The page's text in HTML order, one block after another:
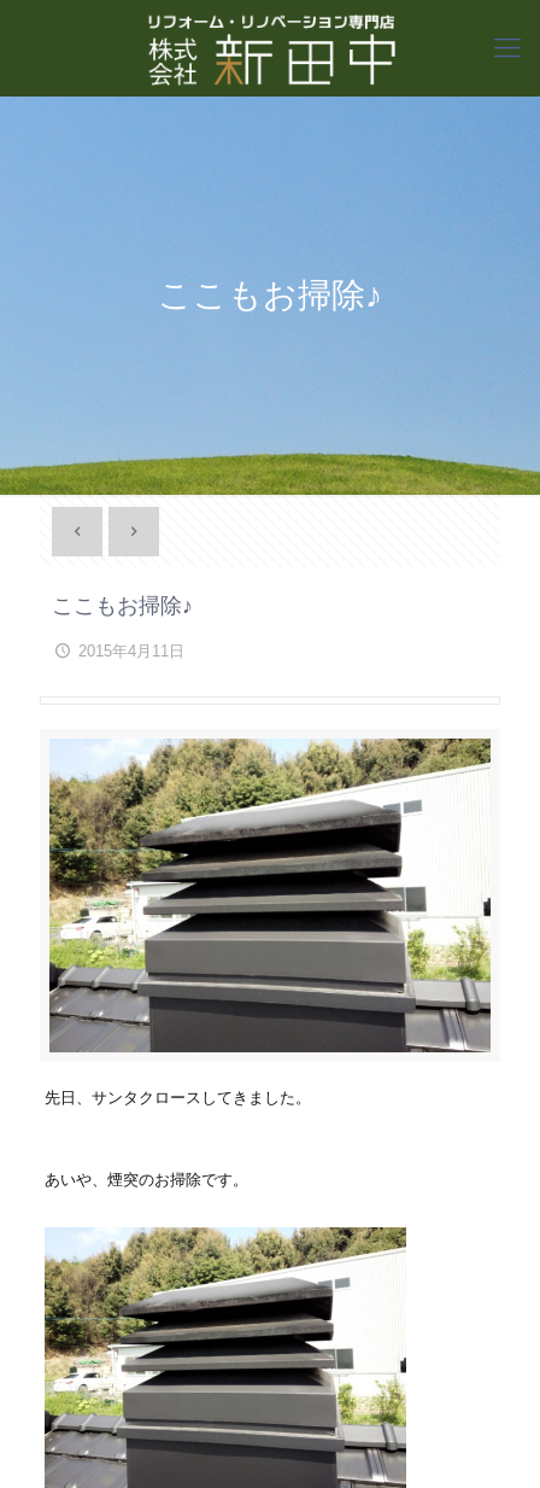
ここもお掃除♪
ここもお掃除♪
2015年4月11日
先日、サンタクロースしてきました。
あいや、煙突のお掃除です。